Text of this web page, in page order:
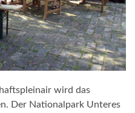
wird das
Der Nationalpark Unteres